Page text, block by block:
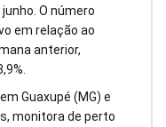
O número
em relação ao
anterior,
Guaxupé (MG) e
monitora de perto